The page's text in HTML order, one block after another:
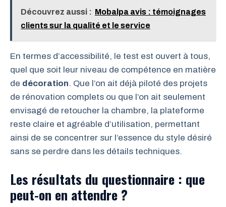
Découvrez aussi : Mobalpa avis : témoignages
clients sur la qualité et le service
En termes d’accessibilité, le test est ouvert à tous,
quel que soit leur niveau de compétence en matière
de décoration. Que l’on ait déjà piloté des projets
de rénovation complets ou que l’on ait seulement
envisagé de retoucher la chambre, la plateforme
reste claire et agréable d’utilisation, permettant
ainsi de se concentrer sur l’essence du style désiré
sans se perdre dans les détails techniques.
Les résultats du questionnaire : que
peut-on en attendre ?